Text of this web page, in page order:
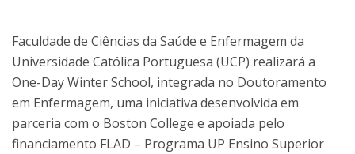
Faculdade de Ciências da Saúde e Enfermagem da
Universidade Católica Portuguesa (UCP) realizará a
One-Day Winter School, integrada no Doutoramento
em Enfermagem, uma iniciativa desenvolvida em
parceria com o Boston College e apoiada pelo
financiamento FLAD – Programa UP Ensino Superior